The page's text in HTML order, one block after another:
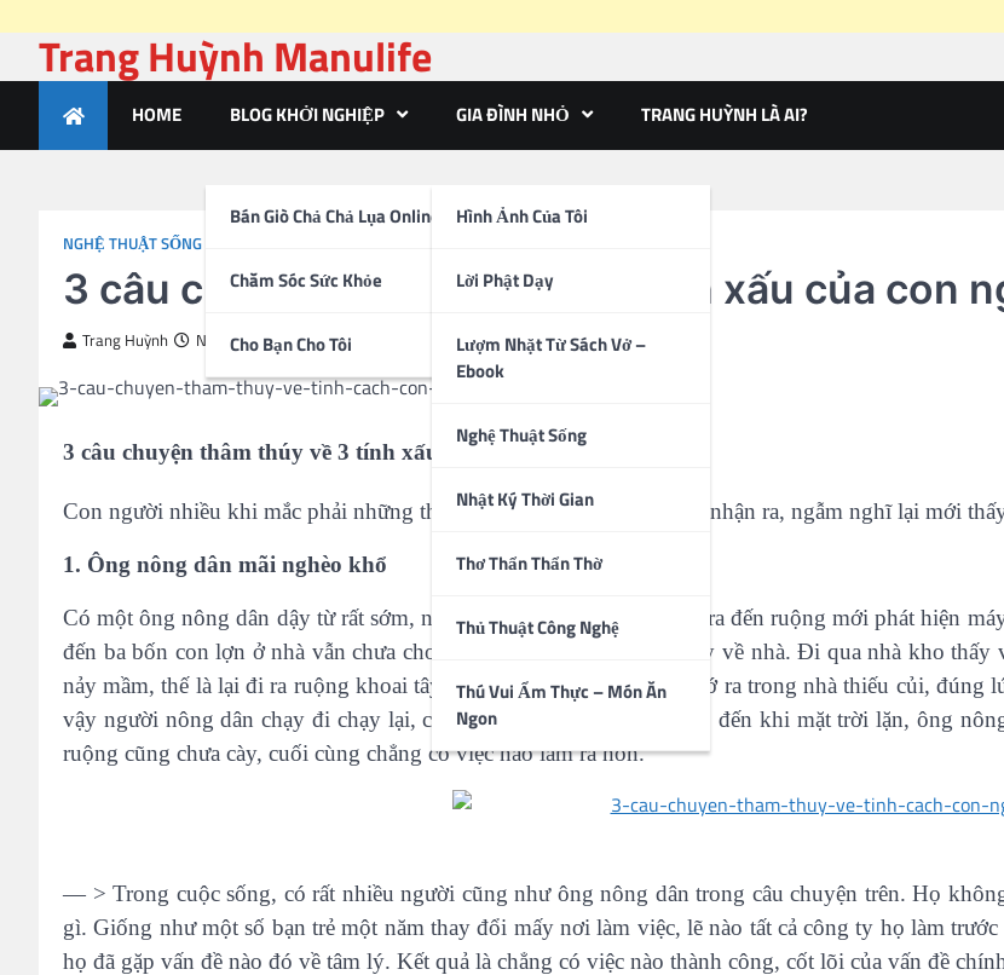
to
Trang Huỳnh Manulife
HOME BLOG KHỞI NGHIỆP
Bán Giò Chả Chả Lụa Online
Chăm Sóc Sức Khỏe
Cho Bạn Cho Tôi
GIA ĐÌNH NHỎ
Hình Ảnh Của Tôi
Lời Phật Dạy
Lượm Nhặt Từ Sách Vở –
Ebook
Nghệ Thuật Sống
Nhật Ký Thời Gian
Thơ Thẩn Thẩn Thờ
Thủ Thuật Công Nghệ
Thú Vui Ẩm Thực – Món Ăn
Ngon
TRANG HUỲNH LÀ AI?
NGHỆ THUẬT SỐNG
3 câu chuyện thâm thúy về 3 tính xấu của con
Trang Huỳnh November 5, 2015
3 câu chuyện thâm thúy về 3 tính xấu của con người
Con người nhiều khi mắc phải những thói quen xấu mà lại không hề nhận ra, ngẫm nghĩ lại mới
1. Ông nông dân mãi nghèo khổ
Có một ông nông dân dậy từ rất sớm, nói với vợ sẽ đi làm đồng, lúc ra đến ruộng mới phát hiện
đến ba bốn con lợn ở nhà vẫn chưa cho ăn, thế là ông ta lập tức quay về nhà. Đi qua nhà kho
nảy mầm, thế là lại đi ra ruộng khoai tây. Khi đi qua đống củi, lại nhớ ra trong nhà thiếu củi,
vậy người nông dân chạy đi chạy lại, cuối cùng từ sáng tinh mơ cho đến khi mặt trời lặn, ông
ruộng cũng chưa cày, cuối cùng chẳng có việc nào làm ra hồn.
— > Trong cuộc sống, có rất nhiều người cũng như ông nông dân trong câu chuyện trên. Họ
gì. Giống như một số bạn trẻ một năm thay đổi mấy nơi làm việc, lẽ nào tất cả công ty họ làm
họ đã gặp vấn đề nào đó về tâm lý. Kết quả là chẳng có việc nào thành công, cốt lõi của vấn đề